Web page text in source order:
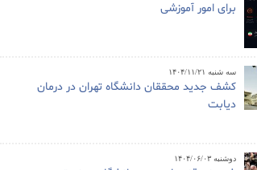
برای امور آموزشی
سه شنبه ۱۴۰۴/۱۱/۲۱
کشف جدید محققان دانشگاه تهران در درمان
دیابت
دوشنبه ۱۴۰۴/۰۶/۰۳